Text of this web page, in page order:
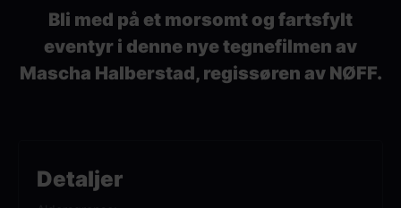
Detaljer
Bli med på et morsomt og fartsfylt
eventyr i denne nye tegnefilmen av
Mascha Halberstad, regissøren av NØFF.